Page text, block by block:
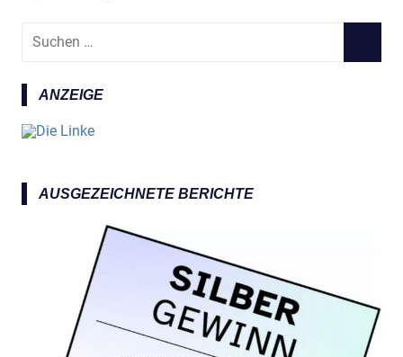
e
ANZEIGE
AUSGEZEICHNETE BERICHTE